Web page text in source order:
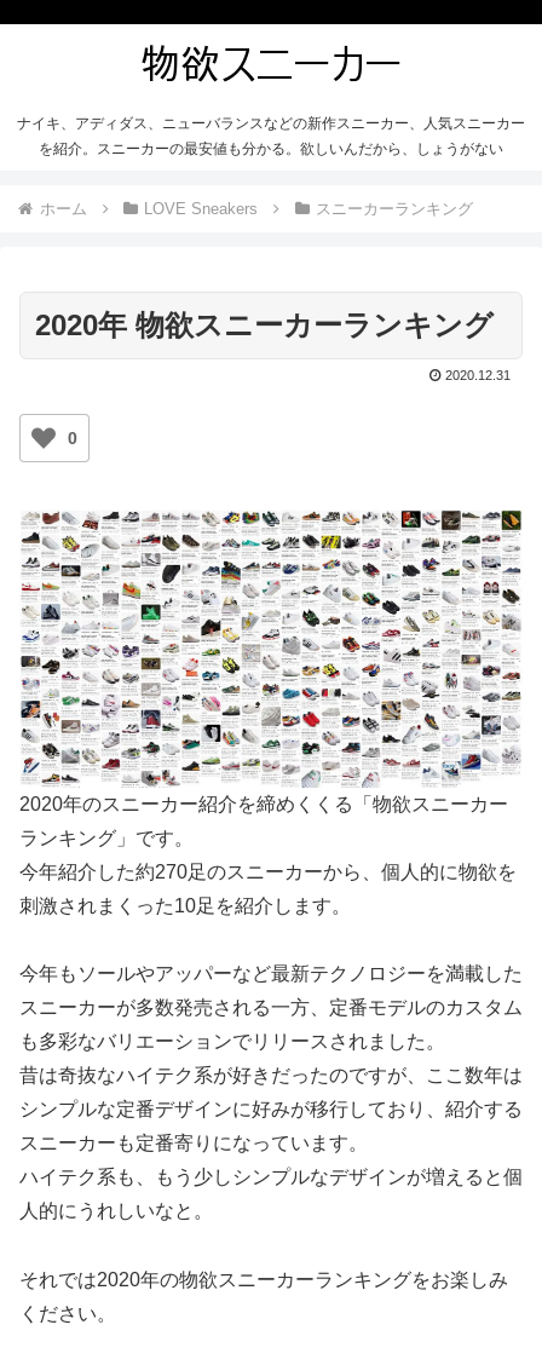
ナイキ、アディダス、ニューバランスなどの新作スニーカー、人気スニーカー
を紹介。スニーカーの最安値も分かる。欲しいんだから、しょうがない
ホーム LOVE Sneakers スニーカーランキング
2020年 物欲スニーカーランキング
2020.12.31
0
2020年のスニーカー紹介を締めくくる「物欲スニーカー
ランキング」です。
今年紹介した約270足のスニーカーから、個人的に物欲を
刺激されまくった10足を紹介します。
今年もソールやアッパーなど最新テクノロジーを満載した
スニーカーが多数発売される一方、定番モデルのカスタム
も多彩なバリエーションでリリースされました。
昔は奇抜なハイテク系が好きだったのですが、ここ数年は
シンプルな定番デザインに好みが移行しており、紹介する
スニーカーも定番寄りになっています。
ハイテク系も、もう少しシンプルなデザインが増えると個
人的にうれしいなと。
それでは2020年の物欲スニーカーランキングをお楽しみ
ください。